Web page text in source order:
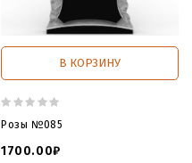
В КОРЗИНУ
Розы №085
1700.00₽